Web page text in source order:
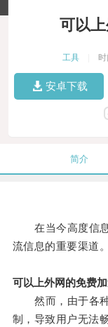
可以
工具
安卓下载
简介
在当今高度信息
流信息的重要渠道。
可以上外网的免费
然而，由于各种
制，导致用户无法